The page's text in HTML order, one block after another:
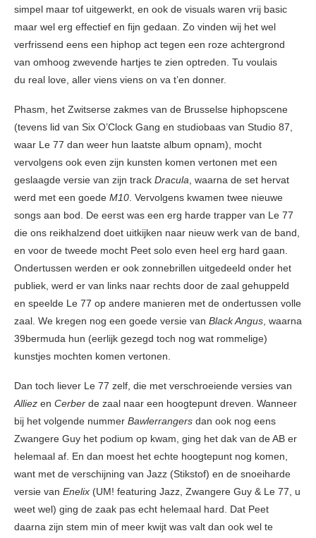
simpel maar tof uitgewerkt, en ook de visuals waren vrij basic
maar wel erg effectief en fijn gedaan. Zo vinden wij het wel
verfrissend eens een hiphop act tegen een roze achtergrond
van omhoog zwevende hartjes te zien optreden. Tu voulais
du real love, aller viens viens on va t’en donner.
Phasm, het Zwitserse zakmes van de Brusselse hiphopscene
(tevens lid van Six O’Clock Gang en studiobaas van Studio 87,
waar Le 77 dan weer hun laatste album opnam), mocht
vervolgens ook even zijn kunsten komen vertonen met een
geslaagde versie van zijn track Dracula, waarna de set hervat
werd met een goede M10. Vervolgens kwamen twee nieuwe
songs aan bod. De eerst was een erg harde trapper van Le 77
die ons reikhalzend doet uitkijken naar nieuw werk van de band,
en voor de tweede mocht Peet solo even heel erg hard gaan.
Ondertussen werden er ook zonnebrillen uitgedeeld onder het
publiek, werd er van links naar rechts door de zaal gehuppeld
en speelde Le 77 op andere manieren met de ondertussen volle
zaal. We kregen nog een goede versie van Black Angus, waarna
39bermuda hun (eerlijk gezegd toch nog wat rommelige)
kunstjes mochten komen vertonen.
Dan toch liever Le 77 zelf, die met verschroeiende versies van
Alliez en Cerber de zaal naar een hoogtepunt dreven. Wanneer
bij het volgende nummer Bawlerrangers dan ook nog eens
Zwangere Guy het podium op kwam, ging het dak van de AB er
helemaal af. En dan moest het echte hoogtepunt nog komen,
want met de verschijning van Jazz (Stikstof) en de snoeiharde
versie van Enelix (UM! featuring Jazz, Zwangere Guy & Le 77, u
weet wel) ging de zaak pas echt helemaal hard. Dat Peet
daarna zijn stem min of meer kwijt was valt dan ook wel te